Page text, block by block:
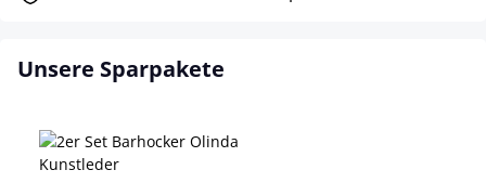
Unsere Sparpakete